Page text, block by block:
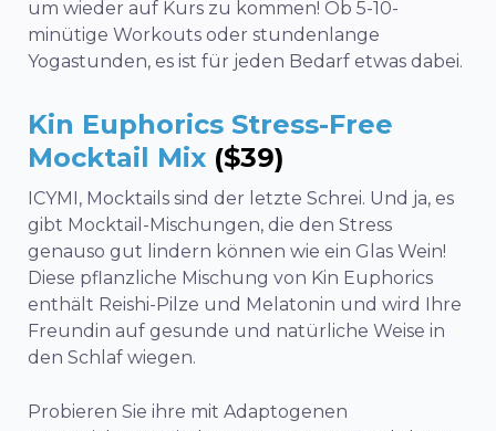
um wieder auf Kurs zu kommen! Ob 5-10-
minütige Workouts oder stundenlange
Yogastunden, es ist für jeden Bedarf etwas dabei.
Kin Euphorics Stress-Free
Mocktail Mix ($39)
ICYMI, Mocktails sind der letzte Schrei. Und ja, es
gibt Mocktail-Mischungen, die den Stress
genauso gut lindern können wie ein Glas Wein!
Diese pflanzliche Mischung von Kin Euphorics
enthält Reishi-Pilze und Melatonin und wird Ihre
Freundin auf gesunde und natürliche Weise in
den Schlaf wiegen.
Probieren Sie ihre mit Adaptogenen